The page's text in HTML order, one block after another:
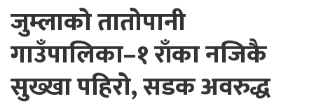
जुम्लाको तातोपानी
गाउँपालिका–१ राँका नजिकै
सुख्खा पहिरो, सडक अवरुद्ध